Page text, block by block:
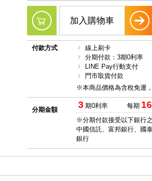
加入購物車
付款方式
線上刷卡
分期付款：3期0利率
LINE Pay行動支付
門市取貨付款
※本商品價格為含稅免運
分期金額 3 期0利率 每期
※分期付款接受以下銀行
中國信託、富邦銀行、國
銀行